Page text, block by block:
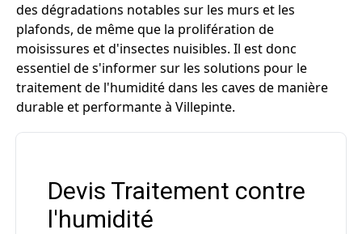
des dégradations notables sur les murs et les
plafonds, de même que la prolifération de
moisissures et d'insectes nuisibles. Il est donc
essentiel de s'informer sur les solutions pour le
traitement de l'humidité dans les caves de manière
durable et performante à Villepinte.
Devis Traitement contre
l'humidité